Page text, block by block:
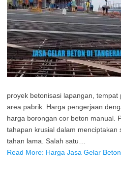
proyek betonisasi lapangan,
area pabrik. Harga pengerjaan
harga borongan cor beton manual.
tahapan krusial dalam menciptakan
tahan lama. Salah satu…
Read More: Harga Jasa Gelar